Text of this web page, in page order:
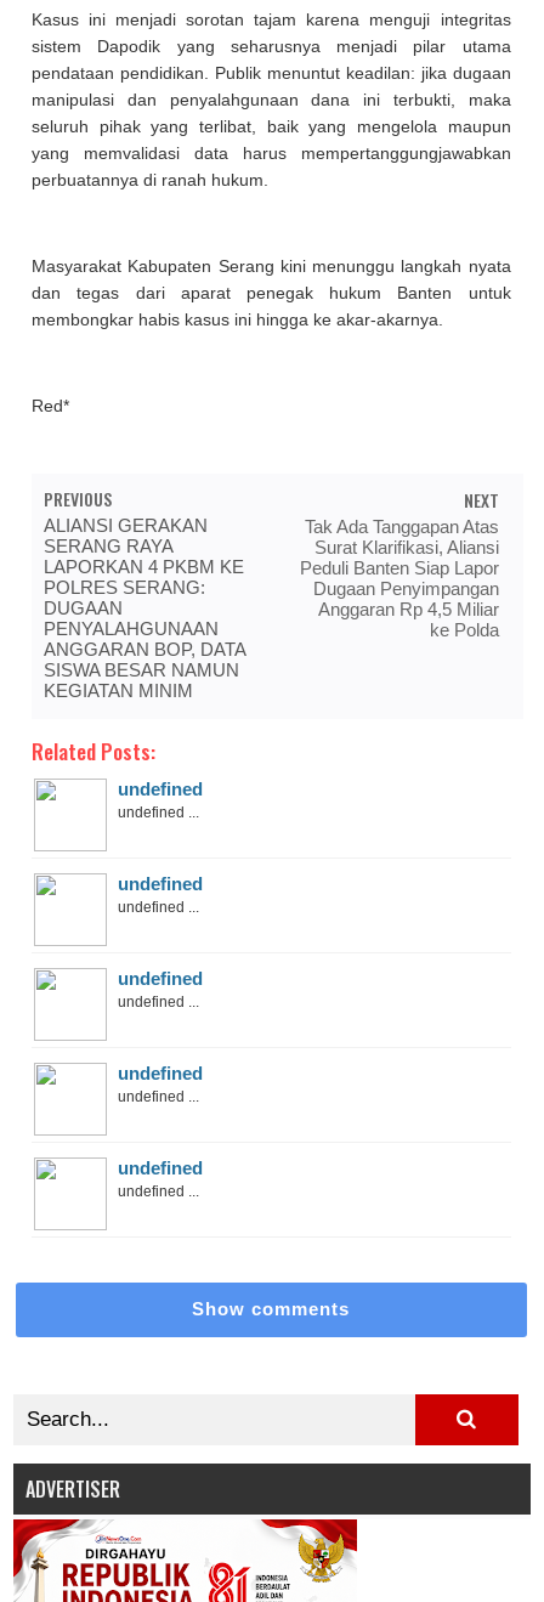
Kasus ini menjadi sorotan tajam karena menguji integritas
sistem Dapodik yang seharusnya menjadi pilar utama
pendataan pendidikan. Publik menuntut keadilan: jika dugaan
manipulasi dan penyalahgunaan dana ini terbukti, maka
seluruh pihak yang terlibat, baik yang mengelola maupun
yang memvalidasi data harus mempertanggungjawabkan
perbuatannya di ranah hukum.
Masyarakat Kabupaten Serang kini menunggu langkah nyata
dan tegas dari aparat penegak hukum Banten untuk
membongkar habis kasus ini hingga ke akar-akarnya.
Red*
PREVIOUS
ALIANSI GERAKAN
SERANG RAYA
LAPORKAN 4 PKBM KE
POLRES SERANG:
DUGAAN
PENYALAHGUNAAN
ANGGARAN BOP, DATA
SISWA BESAR NAMUN
KEGIATAN MINIM
NEXT
Tak Ada Tanggapan Atas
Surat Klarifikasi, Aliansi
Peduli Banten Siap Lapor
Dugaan Penyimpangan
Anggaran Rp 4,5 Miliar
ke Polda
Related Posts:
undefined
undefined ...
undefined
undefined ...
undefined
undefined ...
undefined
undefined ...
undefined
undefined ...
Show comments
ADVERTISER